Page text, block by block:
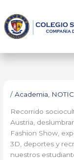
contenido
/Academia,
Recorrido
Austria,
Fashion Show,
3D, deportes y
nuestros